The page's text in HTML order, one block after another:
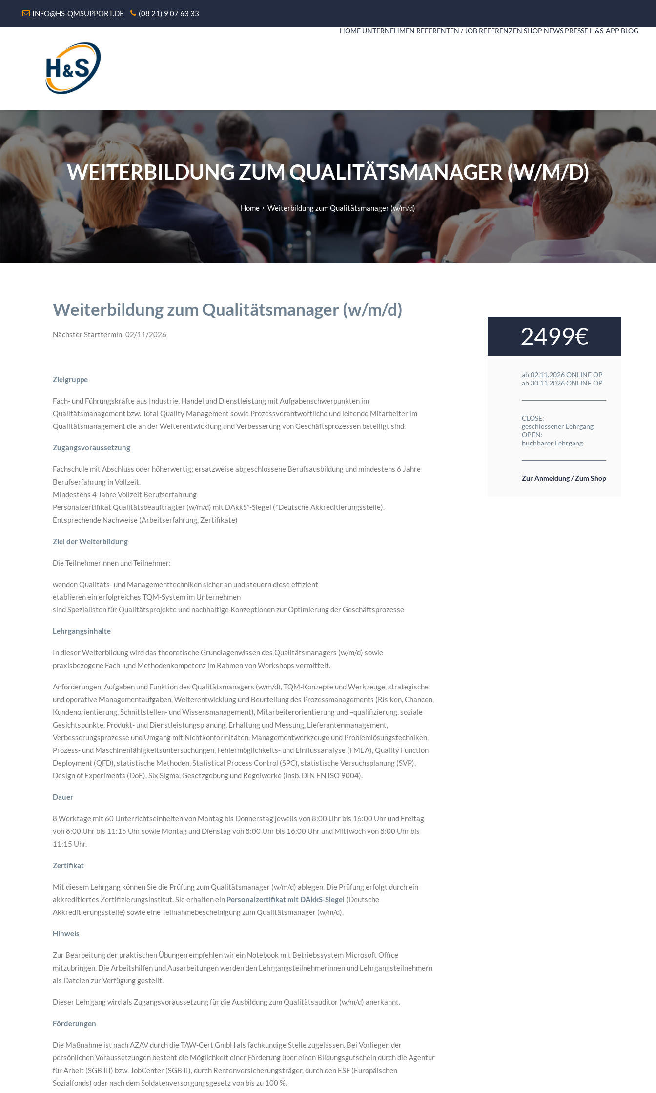
INFO@HS-QMSUPPORT.DE (08 21) 9 07 63 33
HOME UNTERNEHMEN REFERENTEN / JOB REFERENZEN SHOP NEWS PRESSE H&S-APP BLOG
WEITERBILDUNG ZUM QUALITÄTSMANAGER (W/M/D)
Home Weiterbildung zum Qualitätsmanager (w/m/d)
Weiterbildung zum Qualitätsmanager (w/m/d)
Nächster Starttermin: 02/11/2026
Zielgruppe
Fach- und Führungskräfte aus Industrie, Handel und Dienstleistung mit Aufgabenschwerpunkten im
Qualitätsmanagement bzw. Total Quality Management sowie Prozessverantwortliche und leitende Mitarbeiter im
Qualitätsmanagement die an der Weiterentwicklung und Verbesserung von Geschäftsprozessen beteiligt sind.
Zugangsvoraussetzung
Fachschule mit Abschluss oder höherwertig; ersatzweise abgeschlossene Berufsausbildung und mindestens 6 Jahre
Berufserfahrung in Vollzeit.
Mindestens 4 Jahre Vollzeit Berufserfahrung
Personalzertifikat Qualitätsbeauftragter (w/m/d) mit DAkkS*-Siegel (*Deutsche Akkreditierungsstelle).
Entsprechende Nachweise (Arbeitserfahrung, Zertifikate)
Ziel der Weiterbildung
Die Teilnehmerinnen und Teilnehmer:
wenden Qualitäts- und Managementtechniken sicher an und steuern diese effizient
etablieren ein erfolgreiches TQM-System im Unternehmen
sind Spezialisten für Qualitätsprojekte und nachhaltige Konzeptionen zur Optimierung der Geschäftsprozesse
Lehrgangsinhalte
In dieser Weiterbildung wird das theoretische Grundlagenwissen des Qualitätsmanagers (w/m/d) sowie
praxisbezogene Fach- und Methodenkompetenz im Rahmen von Workshops vermittelt.
Anforderungen, Aufgaben und Funktion des Qualitätsmanagers (w/m/d), TQM-Konzepte und Werkzeuge, strategische
und operative Managementaufgaben, Weiterentwicklung und Beurteilung des Prozessmanagements (Risiken, Chancen,
Kundenorientierung, Schnittstellen- und Wissensmanagement), Mitarbeiterorientierung und –qualifizierung, soziale
Gesichtspunkte, Produkt- und Dienstleistungsplanung, Erhaltung und Messung, Lieferantenmanagement,
Verbesserungsprozesse und Umgang mit Nichtkonformitäten, Managementwerkzeuge und Problemlösungstechniken,
Prozess- und Maschinenfähigkeitsuntersuchungen, Fehlermöglichkeits- und Einflussanalyse (FMEA), Quality Function
Deployment (QFD), statistische Methoden, Statistical Process Control (SPC), statistische Versuchsplanung (SVP),
Design of Experiments (DoE), Six Sigma, Gesetzgebung und Regelwerke (insb. DIN EN ISO 9004).
Dauer
8 Werktage mit 60 Unterrichtseinheiten von Montag bis Donnerstag jeweils von 8:00 Uhr bis 16:00 Uhr und Freitag
von 8:00 Uhr bis 11:15 Uhr sowie Montag und Dienstag von 8:00 Uhr bis 16:00 Uhr und Mittwoch von 8:00 Uhr bis
11:15 Uhr.
Zertifikat
Mit diesem Lehrgang können Sie die Prüfung zum Qualitätsmanager (w/m/d) ablegen. Die Prüfung erfolgt durch ein
akkreditiertes Zertifizierungsinstitut. Sie erhalten ein Personalzertifikat mit DAkkS-Siegel (Deutsche
Akkreditierungsstelle) sowie eine Teilnahmebescheinigung zum Qualitätsmanager (w/m/d).
Hinweis
Zur Bearbeitung der praktischen Übungen empfehlen wir ein Notebook mit Betriebssystem Microsoft Office
mitzubringen. Die Arbeitshilfen und Ausarbeitungen werden den Lehrgangsteilnehmerinnen und Lehrgangsteilnehmern
als Dateien zur Verfügung gestellt.
Dieser Lehrgang wird als Zugangsvoraussetzung für die Ausbildung zum Qualitätsauditor (w/m/d) anerkannt.
Förderungen
Die Maßnahme ist nach AZAV durch die TAW-Cert GmbH als fachkundige Stelle zugelassen. Bei Vorliegen der
persönlichen Voraussetzungen besteht die Möglichkeit einer Förderung über einen Bildungsgutschein durch die Agentur
für Arbeit (SGB III) bzw. JobCenter (SGB II), durch Rentenversicherungsträger, durch den ESF (Europäischen
Sozialfonds) oder nach dem Soldatenversorgungsgesetz von bis zu 100 %.
2499€
ab 02.11.2026 ONLINE OP
ab 30.11.2026 ONLINE OP
CLOSE:
geschlossener Lehrgang
OPEN:
buchbarer Lehrgang
Zur Anmeldung / Zum Shop